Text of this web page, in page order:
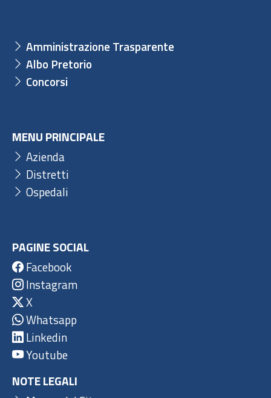
Amministrazione Trasparente
Albo Pretorio
Concorsi
MENU PRINCIPALE
Azienda
Distretti
Ospedali
PAGINE SOCIAL
Facebook
Instagram
X
Whatsapp
Linkedin
Youtube
NOTE LEGALI